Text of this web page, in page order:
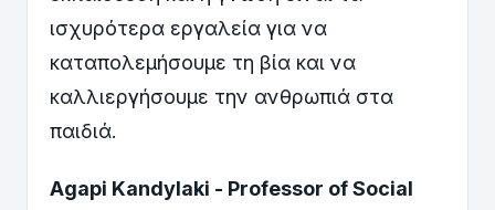
ισχυρότερα εργαλεία για να
καταπολεμήσουμε τη βία και να
καλλιεργήσουμε την ανθρωπιά στα
παιδιά.
Agapi Kandylaki - Professor of Social